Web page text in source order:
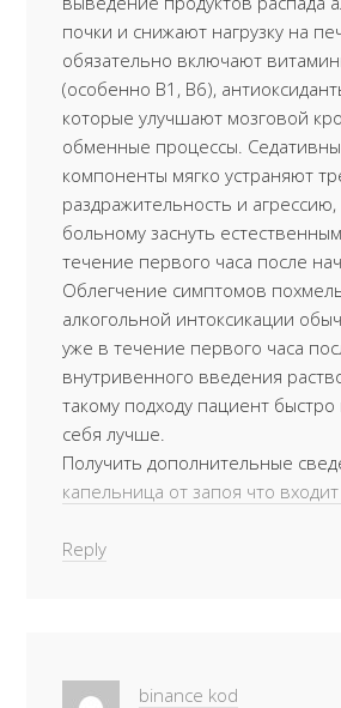
почки и снижают нагрузку на
обязательно включают
(особенно B1, B6),
которые улучшают мозговой
обменные процессы.
компоненты мягко устраняют
раздражительность и
больному заснуть
течение первого часа после
Облегчение симптомов
алкогольной интоксикации
уже в течение первого часа
внутривенного введения
такому подходу пациент быстро
себя лучше.
Получить дополнительные
капельница от запоя что
Reply
binance kod